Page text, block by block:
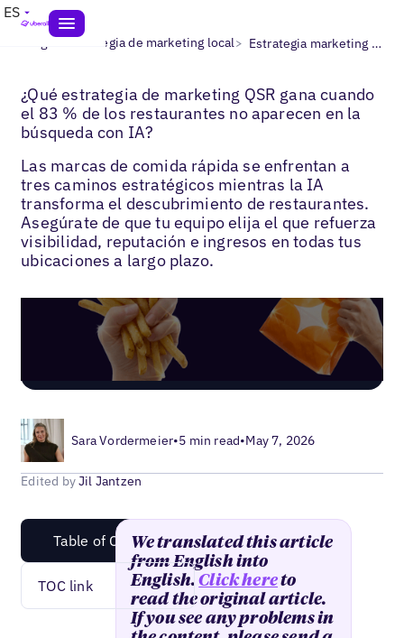
ES
Blogs> Estrategia de marketing local> Estrategia marketing QSR
¿Qué estrategia de marketing QSR gana cuando
el 83 % de los restaurantes no aparecen en la
búsqueda con IA?
Las marcas de comida rápida se enfrentan a
tres caminos estratégicos mientras la IA
transforma el descubrimiento de restaurantes.
Asegúrate de que tu equipo elija el que refuerza
visibilidad, reputación e ingresos en todas tus
ubicaciones a largo plazo.
Sara Vordermeier•5 min read•May 7, 2026
Edited byJil Jantzen
Table of Content
TOC link
We translated this article
from English into
English.Click hereto
read the original article.
If you see any problems in